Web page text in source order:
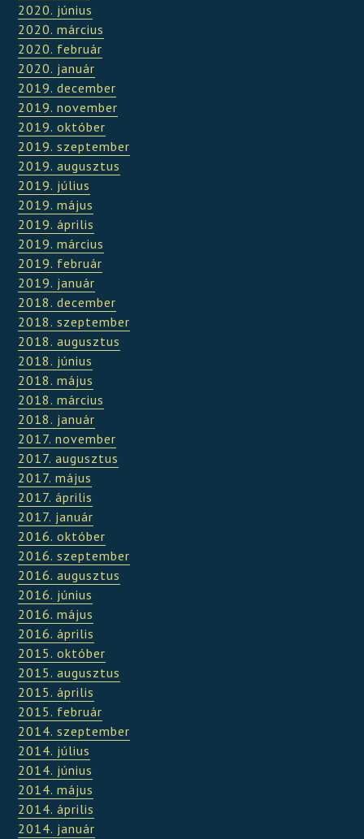
2020. június
2020. március
2020. február
2020. január
2019. december
2019. november
2019. október
2019. szeptember
2019. augusztus
2019. július
2019. május
2019. április
2019. március
2019. február
2019. január
2018. december
2018. szeptember
2018. augusztus
2018. június
2018. május
2018. március
2018. január
2017. november
2017. augusztus
2017. május
2017. április
2017. január
2016. október
2016. szeptember
2016. augusztus
2016. június
2016. május
2016. április
2015. október
2015. augusztus
2015. április
2015. február
2014. szeptember
2014. július
2014. június
2014. május
2014. április
2014. január